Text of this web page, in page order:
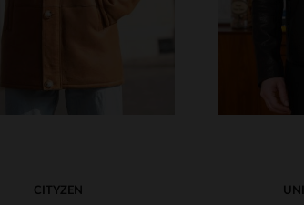
CITYZEN